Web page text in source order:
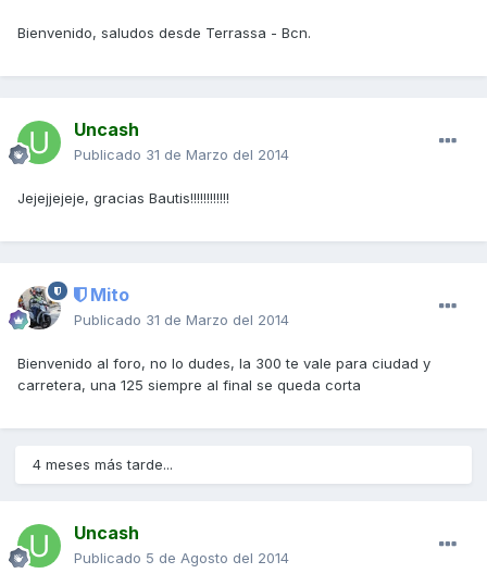
Bienvenido, saludos desde Terrassa - Bcn.
Uncash
Publicado 31 de Marzo del 2014
Jejejjejeje, gracias Bautis!!!!!!!!!!!!
Mito
Publicado 31 de Marzo del 2014
Bienvenido al foro, no lo dudes, la 300 te vale para ciudad y
carretera, una 125 siempre al final se queda corta
4 meses más tarde...
Uncash
Publicado 5 de Agosto del 2014